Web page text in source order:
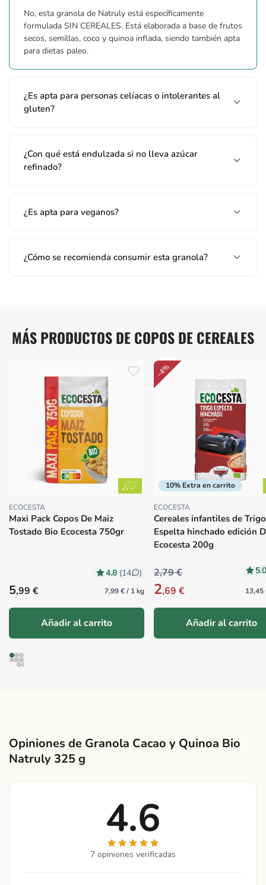
No, esta granola de Natruly está específicamente
formulada SIN CEREALES. Está elaborada a base de frutos
secos, semillas, coco y quinoa inflada, siendo también apta
para dietas paleo.
¿Es apta para personas celíacas o intolerantes al
gluten?
¿Con qué está endulzada si no lleva azúcar
refinado?
¿Es apta para veganos?
¿Cómo se recomienda consumir esta granola?
MÁS PRODUCTOS DE COPOS DE CEREALES
Proveedor:
ECOCESTA
Maxi Pack Copos De Maiz
Tostado Bio Ecocesta 750gr
4.8 (14 )
Precio habitual
5,99 € 7,99 € / 1 kg
Añadir al carrito
-4%
10% Extra en carrito
Proveedor:
ECOCESTA
Cereales infantiles de
Espelta hinchado edición
Ecocesta 200g
2,79 €
2,69 € 13,45
Añadir al carrito
Opiniones de Granola Cacao y Quinoa Bio
Natruly 325 g
4.6
7 opiniones verificadas